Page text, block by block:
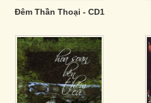
Đêm Thần Thoại - CD1